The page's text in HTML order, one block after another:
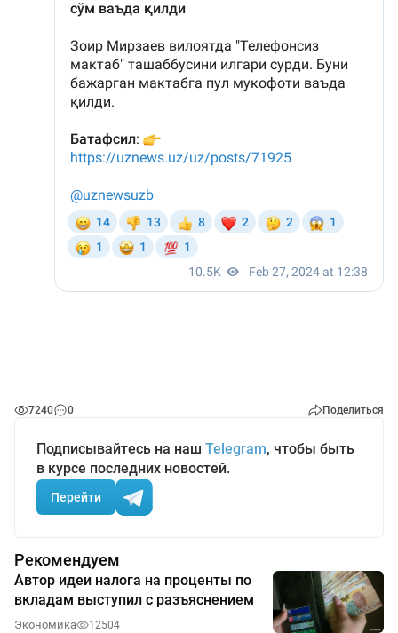
7240 0 Поделиться
Подписывайтесь на наш Telegram, чтобы быть
в курсе последних новостей.
Перейти
Рекомендуем
Автор идеи налога на проценты по
вкладам выступил с разъяснением
Экономика 12504